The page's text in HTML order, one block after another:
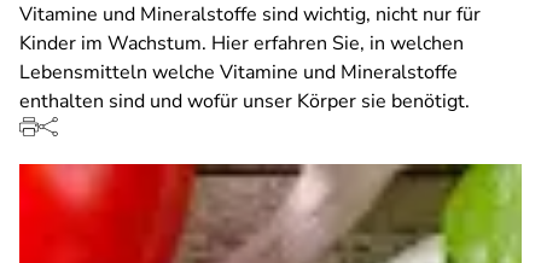
Vitamine und Mineralstoffe sind wichtig, nicht nur für
Kinder im Wachstum. Hier erfahren Sie, in welchen
Lebensmitteln welche Vitamine und Mineralstoffe
enthalten sind und wofür unser Körper sie benötigt.